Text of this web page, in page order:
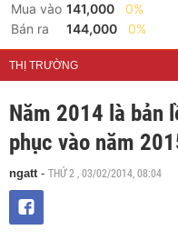
Mua vào 141,000
0%
Bán ra
144,000 0%
THỊ TRƯỜNG
Năm 2014 là bản
phục vào năm
ngatt- THỨ 2 , 03/02/2014, 08:04